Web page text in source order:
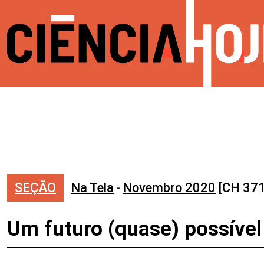
SEÇÃO Na Tela - Novembro 2020 [CH
Um futuro (quase) possível